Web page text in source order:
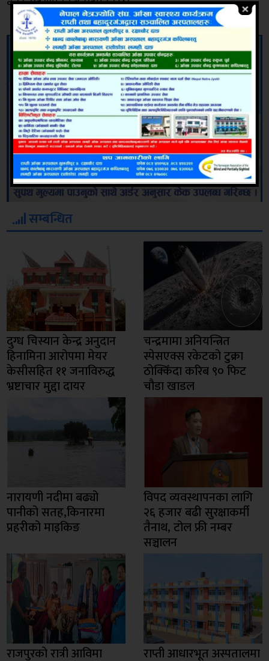
सम्बन्धित
दुग्ध चिस्यान केन्द्र अनुदान
हिनामिना आरोपमा मेयर
केसीसहित ११ जनाविरुद्ध
भ्रष्टाचार मुद्दा दायर
चन्द्रमामा अनियन्त्रित
स्पेसएक्स रकेटको टुक्रा
ठोक्किँदा करिब ९० फिट
चौडा खाडल
नारायणी नदीमा बढ्यो
पानीको सतह,किनारमा
प्रहरीको माइकिङ
विपद व्यवस्थापनका लागि
२६ हजार बढी सुरक्षाकर्मी
तैनाथ, टोल फ्री नम्बर
सञ्चालन
राजपुरको रात्री आविमा राप्ती आधारभूत अस्पतालमा